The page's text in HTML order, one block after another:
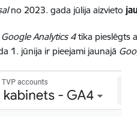
no 2023. gada jūlija aizvieto
Google Analytics 4tika pieslēgts
1. jūnija ir pieejami jaunajā